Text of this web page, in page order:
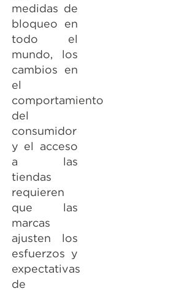
medidas de
bloqueo en
todo el
mundo, los
cambios en
el
comportamiento
del
consumidor
y el acceso
a las
tiendas
requieren
que las
marcas
ajusten los
esfuerzos y
expectativas
de